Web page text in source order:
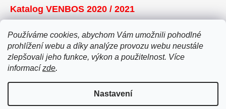
Používáme cookies, abychom Vám umožnili pohodlné
prohlížení webu a díky analýze provozu webu neustále
zlepšovali jeho funkce, výkon a použitelnost. Více
informací zde.
Nastavení
Katalog VENBOS 2020 / 2021
Přijímáme online platby